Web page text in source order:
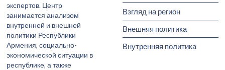
экспертов. Центр
занимается анализом
внутренней и внешней
политики Республики
Армения, социально-
экономической ситуации в
республике, а также
Взгляд на регион
Внешняя политика
Внутренняя политика